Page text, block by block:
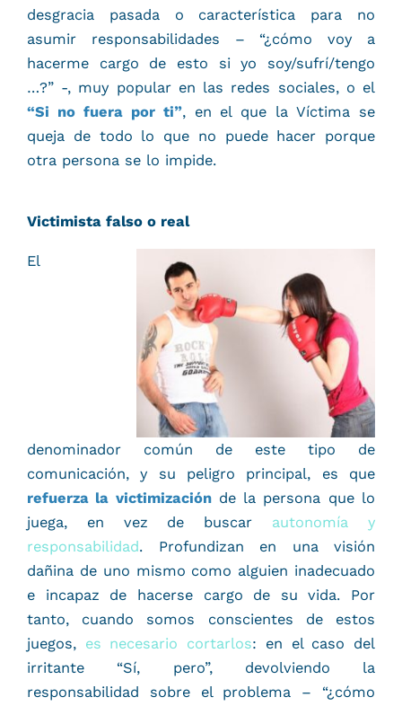
desgracia pasada o característica para no
asumir responsabilidades – “¿cómo voy a
hacerme cargo de esto si yo soy/sufrí/tengo
…?” -, muy popular en las redes sociales, o el
“Si no fuera por ti”, en el que la Víctima se
queja de todo lo que no puede hacer porque
otra persona se lo impide.
Victimista falso o real
El
denominador común de este tipo de
comunicación, y su peligro principal, es que
refuerza la victimizaciónde la persona que lo
juega, en vez de buscar autonomía y
responsabilidad. Profundizan en una visión
dañina de uno mismo como alguien inadecuado
e incapaz de hacerse cargo de su vida. Por
tanto, cuando somos conscientes de estos
juegos, es necesario cortarlos: en el caso del
irritante “Sí, pero”, devolviendo la
responsabilidad sobre el problema – “¿cómo